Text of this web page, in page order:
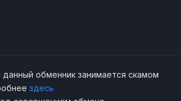
обменник занимается скамом
здесь